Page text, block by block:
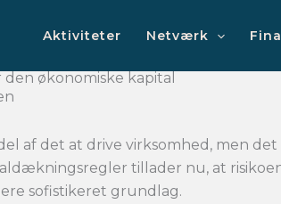
Aktiviteter Netværk
økonomiske kapital
af det at drive virksomhed, men
tillader nu, at
sofistikeret grundlag.